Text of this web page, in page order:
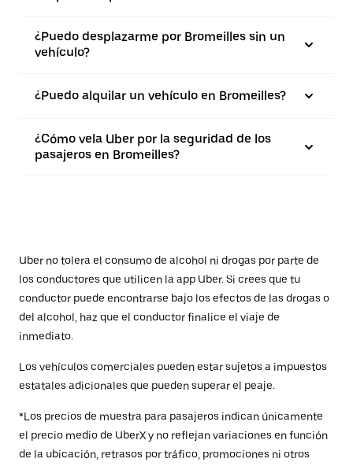
¿Puedo desplazarme por Bromeilles sin un
vehículo?
¿Puedo alquilar un vehículo en Bromeilles?
¿Cómo vela Uber por la seguridad de los
pasajeros en Bromeilles?
Uber no tolera el consumo de alcohol ni drogas por parte de
los conductores que utilicen la app Uber. Si crees que tu
conductor puede encontrarse bajo los efectos de las drogas o
del alcohol, haz que el conductor finalice el viaje de
inmediato.
Los vehículos comerciales pueden estar sujetos a impuestos
estatales adicionales que pueden superar el peaje.
*Los precios de muestra para pasajeros indican únicamente
el precio medio de UberX y no reflejan variaciones en función
de la ubicación, retrasos por tráfico, promociones ni otros